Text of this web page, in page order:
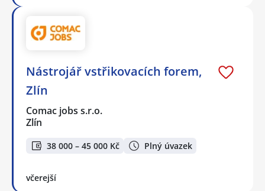
Nástrojář vstřikovacích forem,
Zlín
Comac jobs s.r.o.
Zlín
38 000 – 45 000 Kč Plný úvazek
včerejší